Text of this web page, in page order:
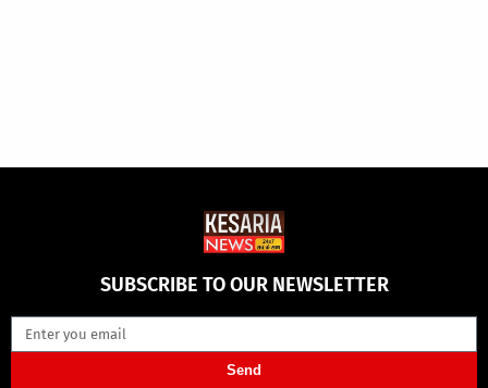
SUBSCRIBE TO OUR NEWSLETTER
Send